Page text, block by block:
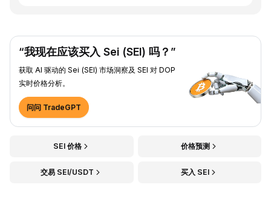
“我现在应该买入 Sei (SEI) 吗？”
获取 AI 驱动的 Sei (SEI) 市场洞察及 SEI 对 DOP
实时价格分析。
问问 TradeGPT
SEI 价格 价格预测
交易 SEI/USDT 买入 SEI